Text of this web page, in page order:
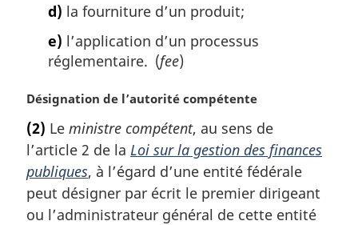
d) la fourniture d’un produit;
e) l’application d’un processus
réglementaire. (fee)
N
t
e
m
a
r
Désignation de l’autorité compétente
(2) Le ministre compétent, au sens de
l’article 2 de la Loi sur la gestion des finances
publiques, à l’égard d’une entité fédérale
peut désigner par écrit le premier dirigeant
ou l’administrateur général de cette entité